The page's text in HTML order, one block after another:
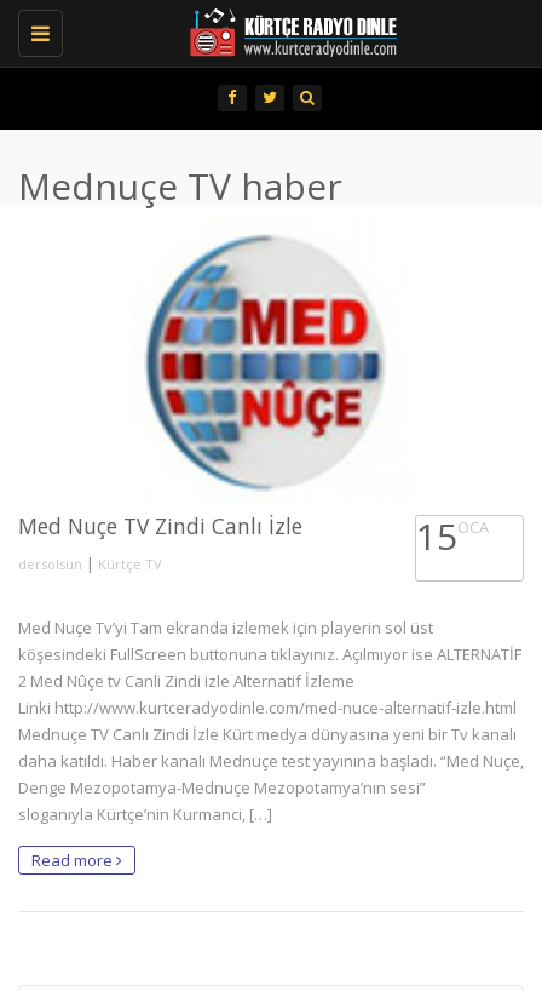
Toggle
navigation
Mednuçe TV haber
Med Nuçe TV Zindi Canlı İzle
dersolsun | Kürtçe TV
15OCA
Med Nuçe Tv’yi Tam ekranda izlemek için playerin sol üst
köşesindeki FullScreen buttonuna tıklayınız. Açılmıyor ise ALTERNATİF
2 Med Nûçe tv Canli Zindi izle Alternatif İzleme
Linki http://www.kurtceradyodinle.com/med-nuce-alternatif-izle.html
Mednuçe TV Canlı Zindi İzle Kürt medya dünyasına yeni bir Tv kanalı
daha katıldı. Haber kanalı Mednuçe test yayınına başladı. “Med Nuçe,
Denge Mezopotamya-Mednuçe Mezopotamya’nın sesi”
sloganıyla Kürtçe’nin Kurmanci, […]
Read more